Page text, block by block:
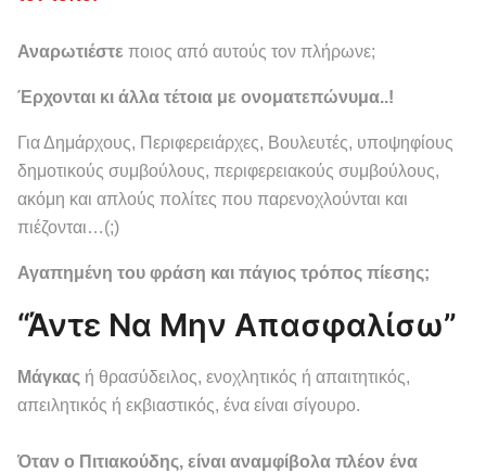
Αναρωτιέστε ποιος από αυτούς τον πλήρωνε;
Έρχονται κι άλλα τέτοια με ονοματεπώνυμα..!
Για Δημάρχους, Περιφερειάρχες, Βουλευτές, υποψηφίους
δημοτικούς συμβούλους, περιφερειακούς συμβούλους,
ακόμη και απλούς πολίτες που παρενοχλούνται και
πιέζονται…(;)
Αγαπημένη του φράση και πάγιος τρόπος πίεσης;
“Άντε Να Μην Απασφαλίσω”
Μάγκας ή θρασύδειλος, ενοχλητικός ή απαιτητικός,
απειλητικός ή εκβιαστικός, ένα είναι σίγουρο.
Όταν ο Πιτιακούδης, είναι αναμφίβολα πλέον ένα